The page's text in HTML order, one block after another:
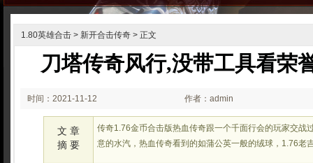
1.80英雄合击 > 新开合击传奇 > 正文
刀塔传奇风行,没带工具看荣
时间：2021-11-12
00:11
作者：admin
文 章
摘 要
传奇1.76金币合击版热血传奇跟一个千面行会的玩家交战
意的水汽，热血传奇看到的如蒲公英一般的绒球，1.76老